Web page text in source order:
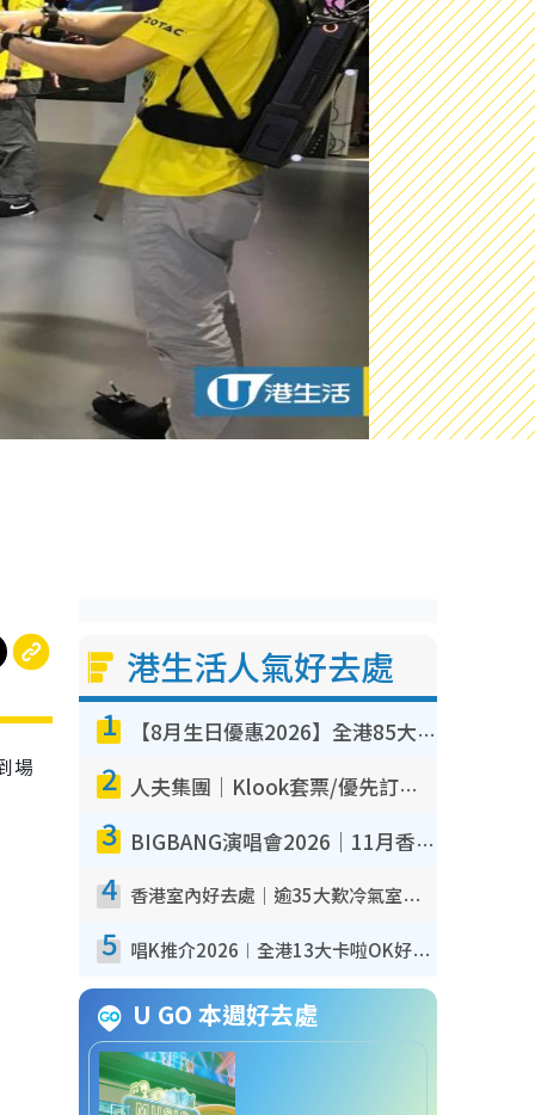
場
港生活人氣好去處
1 【8月生日優惠2026】全港85大食買玩著數攻略 自助餐/火鍋放題同行免費＋誠品/DONKI送現金券
2 人夫集團｜Klook套票/優先訂票/公開發售搶飛攻略！附票價.購票連結.場地座位表
3 BIGBANG演唱會2026｜11月香港啟德開3場！實名制VIP申請、優先購票攻略
4 香港室內好去處｜逾35大歎冷氣室內好去處推介 室內活動免費避雨無懼落雨
5 唱K推介2026︱全港13大卡啦OK好去處！最平$36起 日文K都有！(附地址+收費詳情)
U GO 本週好去處